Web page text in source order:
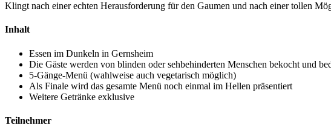
Klingt nach einer echten Herausforderung für den Gaumen und nach einer tollen
Inhalt
Essen im Dunkeln in Gernsheim
Die Gäste werden von blinden oder sehbehinderten Menschen bekocht und
5-Gänge-Menü (wahlweise auch vegetarisch möglich)
Als Finale wird das gesamte Menü noch einmal im Hellen präsentiert
Weitere Getränke exklusive
Teilnehmer